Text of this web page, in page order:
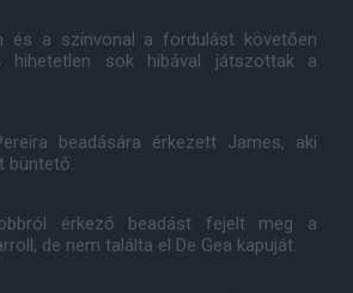
és a színvonal a fordulást követően
hihetetlen sok hibával játszottak a
beadására érkezett James, aki
büntető.
érkező beadást fejelt meg a
de nem találta el De Gea kapuját.